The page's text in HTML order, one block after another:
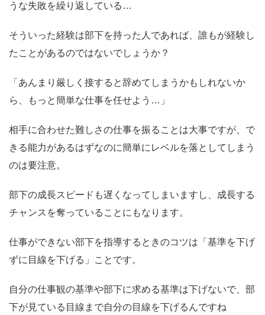
うな失敗を繰り返している…
そういった経験は部下を持った人であれば、誰もが経験し
たことがあるのではないでしょうか？
「あんまり厳しく接すると辞めてしまうかもしれないか
ら、もっと簡単な仕事を任せよう…」
相手に合わせた難しさの仕事を振ることは大事ですが、で
きる能力があるはずなのに簡単にレベルを落としてしまう
のは要注意。
部下の成長スピードも遅くなってしまいますし、成長する
チャンスを奪っていることにもなります。
仕事ができない部下を指導するときのコツは「基準を下げ
ずに目線を下げる」ことです。
自分の仕事観の基準や部下に求める基準は下げないで、部
下が見ている目線まで自分の目線を下げるんですね